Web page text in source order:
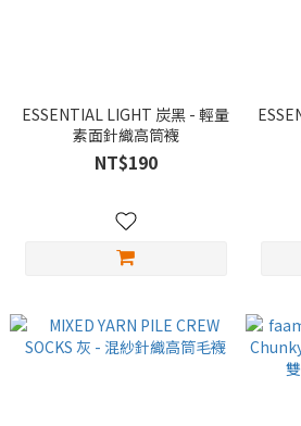
ESSENTIAL LIGHT 炭黑 - 輕量
素面針織高筒襪
NT$190